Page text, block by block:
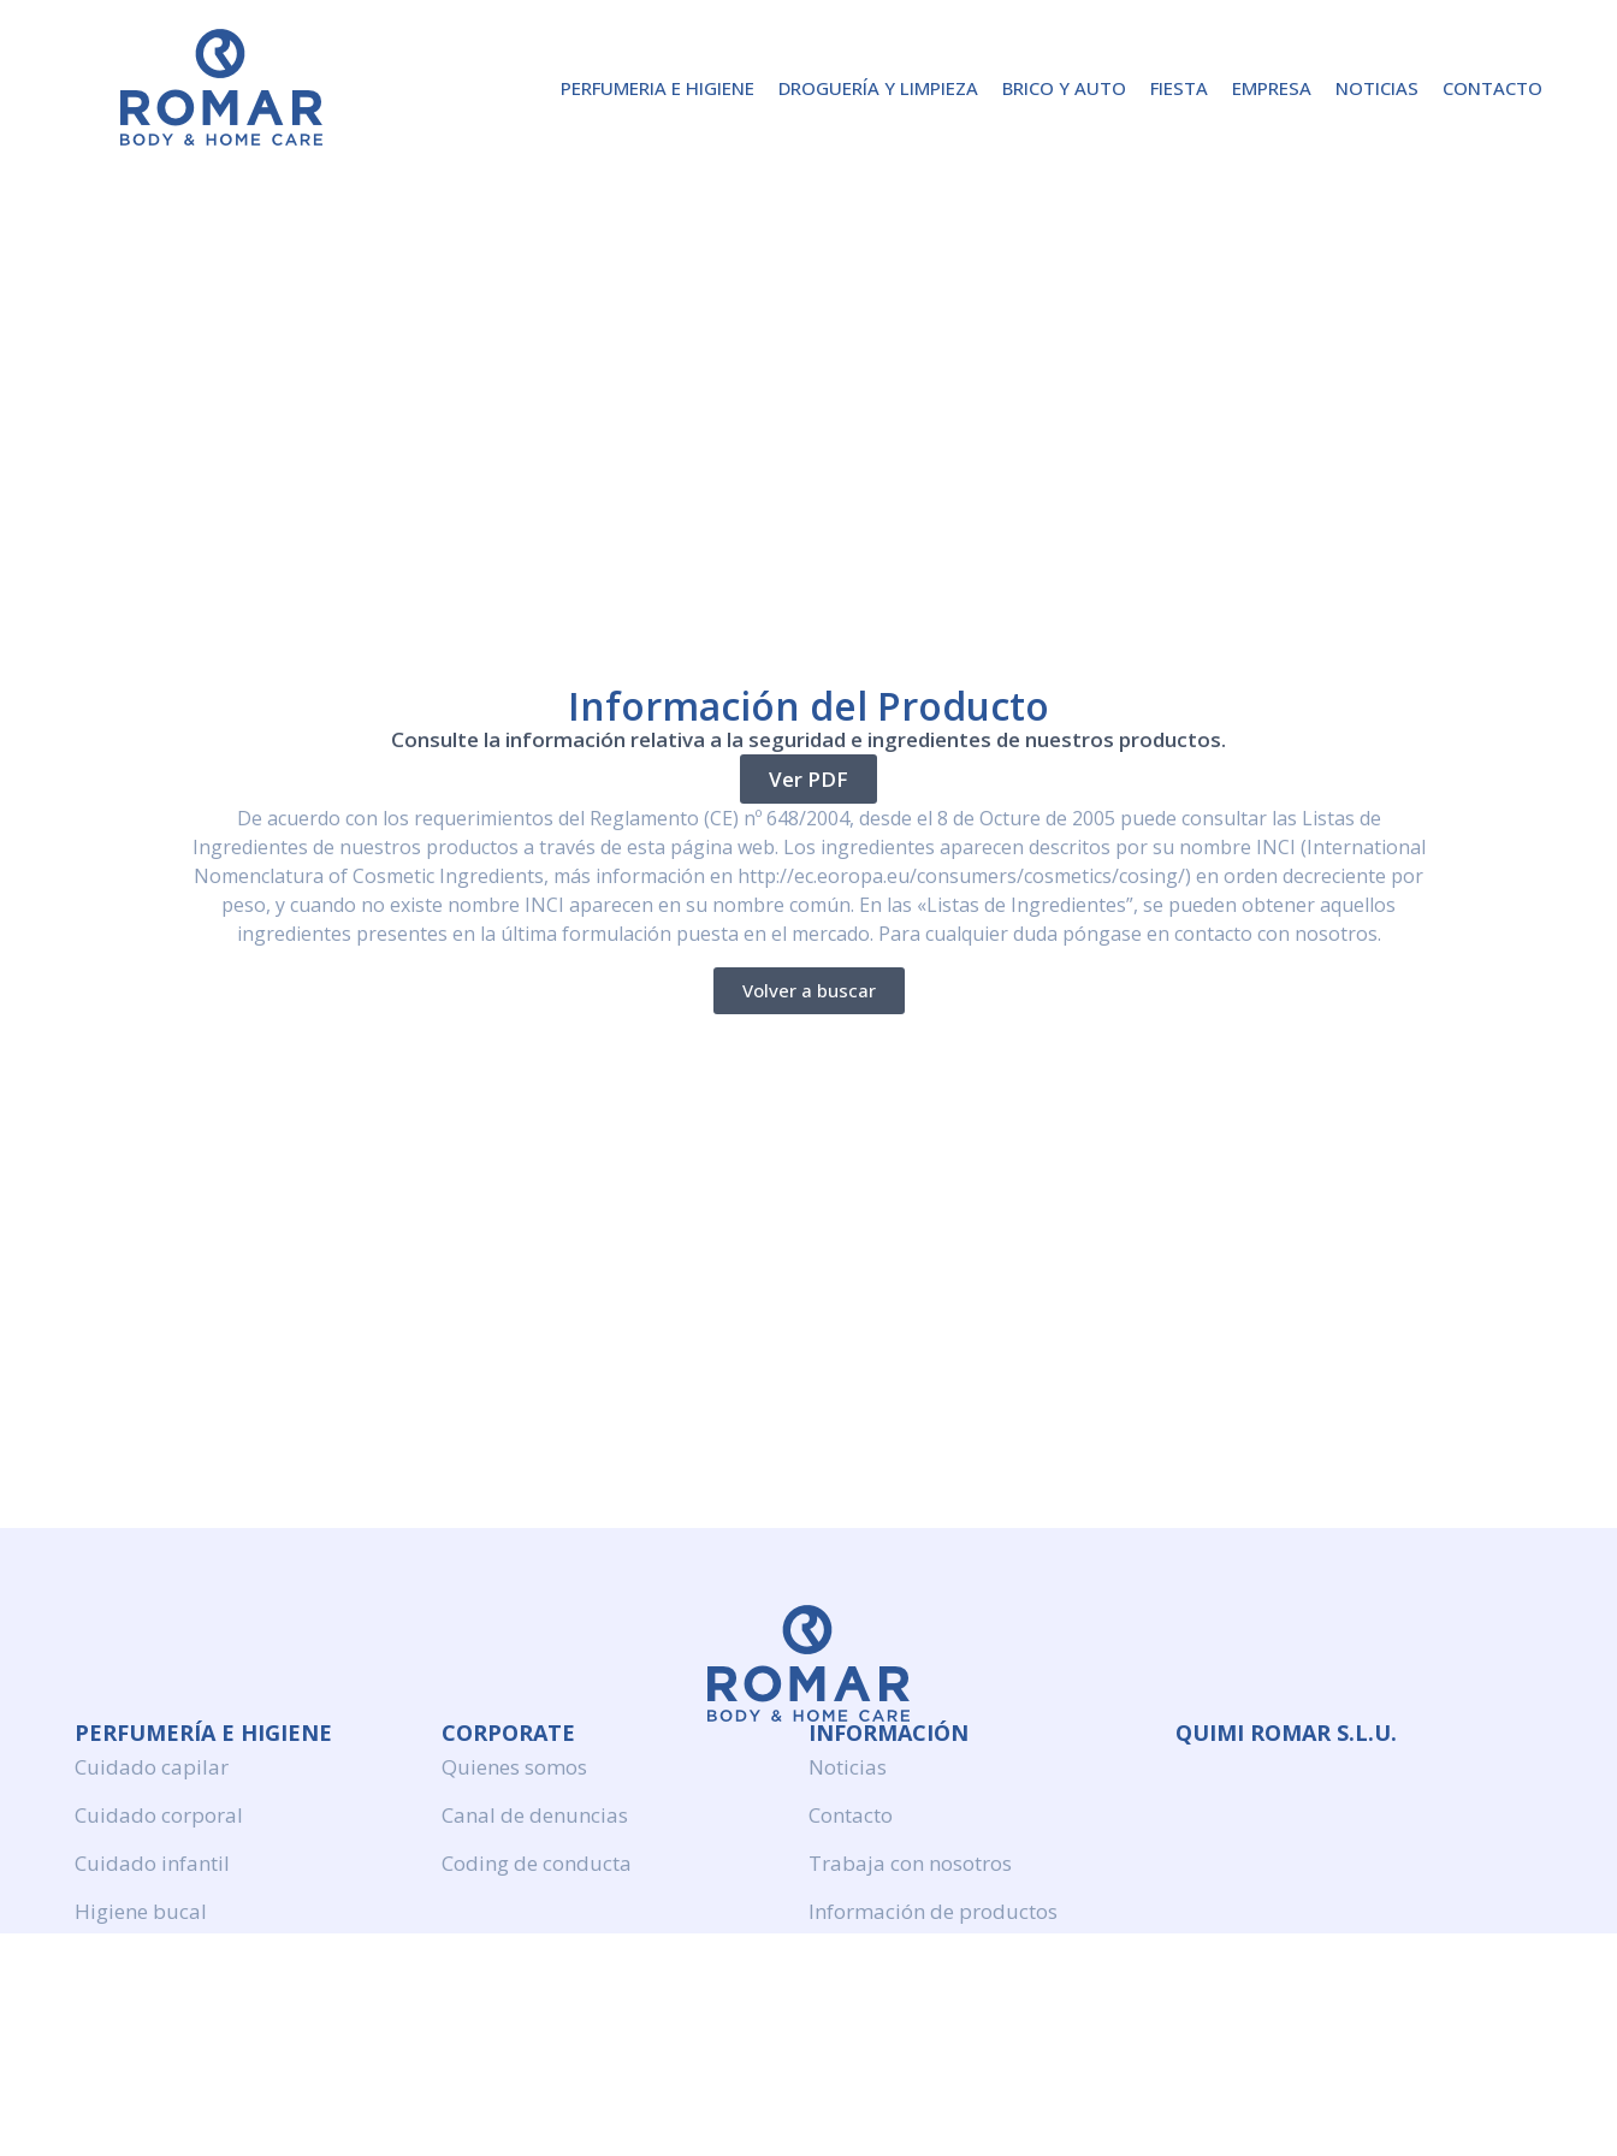
PERFUMERIA E HIGIENE DROGUERÍA Y LIMPIEZA BRICO Y AUTO FIESTA EMPRESA NOTICIAS CONTACTO
Información del Producto
Consulte la información relativa a la seguridad e ingredientes de nuestros productos.
Ver PDF
De acuerdo con los requerimientos del Reglamento (CE) nº 648/2004, desde el 8 de Octure de 2005 puede consultar las Listas de
Ingredientes de nuestros productos a través de esta página web. Los ingredientes aparecen descritos por su nombre INCI (International
Nomenclatura of Cosmetic Ingredients, más información en http://ec.eoropa.eu/consumers/cosmetics/cosing/) en orden decreciente por
peso, y cuando no existe nombre INCI aparecen en su nombre común. En las «Listas de Ingredientes”, se pueden obtener aquellos
ingredientes presentes en la última formulación puesta en el mercado. Para cualquier duda póngase en contacto con nosotros.
Volver a buscar
PERFUMERÍA E HIGIENE
Cuidado capilar
Cuidado corporal
Cuidado infantil
Higiene bucal
CORPORATE
Quienes somos
Canal de denuncias
Coding de conducta
INFORMACIÓN
Noticias
Contacto
Trabaja con nosotros
Información de productos
QUIMI ROMAR S.L.U.